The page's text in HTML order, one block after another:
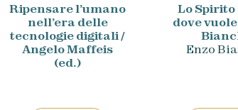
Ripensare l’umano
nell’era delle
tecnologie digitali /
Angelo Maffeis
(ed.)
Lo
dove
Enzo